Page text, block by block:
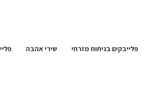
פלייבקים בניחוח מזרחי שירי אהבה